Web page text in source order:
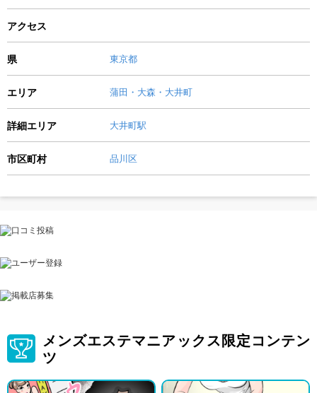
アクセス
県 東京都
エリア 蒲田・大森・大井町
詳細エリア 大井町駅
市区町村 品川区
メンズエステマニアックス限定コンテン
ツ